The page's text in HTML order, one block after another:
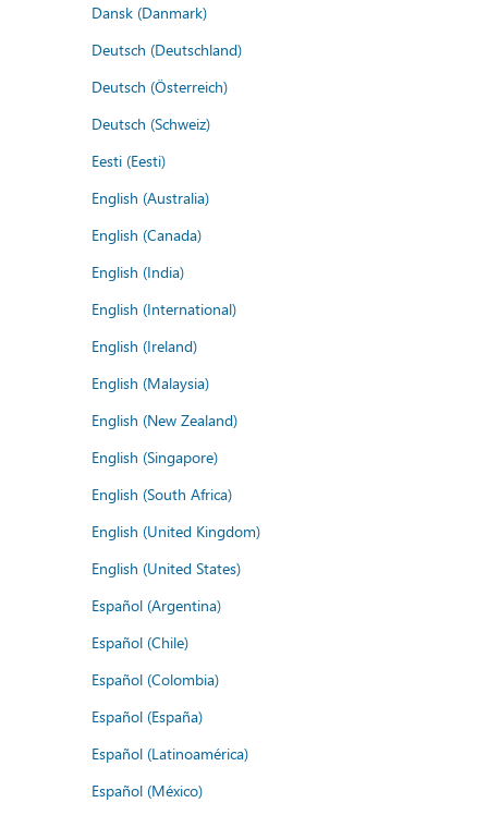
Dansk (Danmark)
Deutsch (Deutschland)
Deutsch (Österreich)
Deutsch (Schweiz)
Eesti (Eesti)
English (Australia)
English (Canada)
English (India)
English (International)
English (Ireland)
English (Malaysia)
English (New Zealand)
English (Singapore)
English (South Africa)
English (United Kingdom)
English (United States)
Español (Argentina)
Español (Chile)
Español (Colombia)
Español (España)
Español (Latinoamérica)
Español (México)